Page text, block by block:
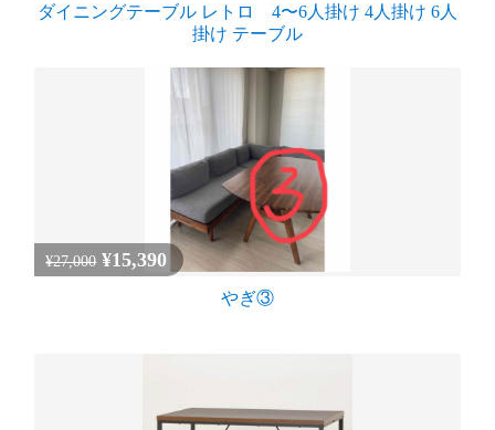
ダイニングテーブル レトロ 4〜6人掛け 4人掛け 6人
掛け テーブル
¥27,000 ¥15,390
やぎ③